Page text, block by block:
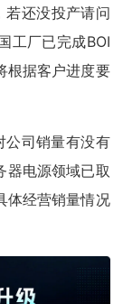
若还没投产请问
工厂已完成BOI
根据客户进度要
公司销量有没有
器电源领域已取
体经营销量情况